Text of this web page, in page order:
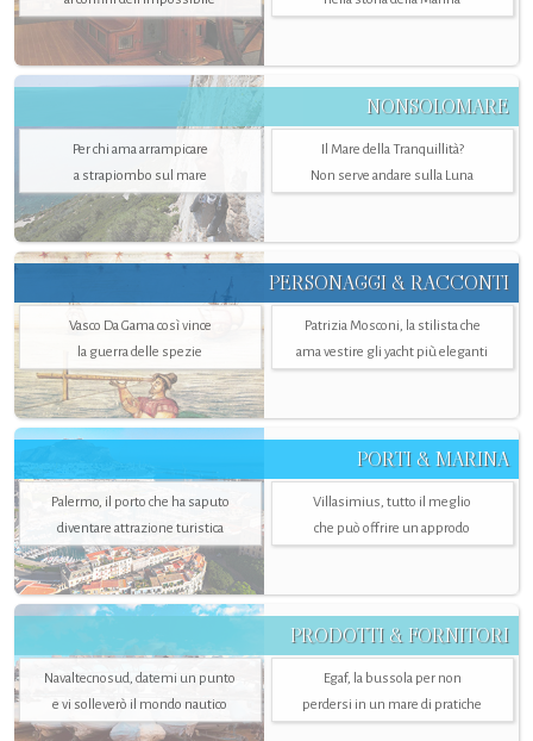
NONSOLOMARE
Per chi ama arrampicare
a strapiombo sul mare
Il Mare della Tranquillità?
Non serve andare sulla Luna
PERSONAGGI & RACCONTI
Vasco Da Gama così vince
la guerra delle spezie
Patrizia Mosconi, la stilista che
ama vestire gli yacht più eleganti
PORTI & MARINA
Palermo, il porto che ha saputo
diventare attrazione turistica
Villasimius, tutto il meglio
che può offrire un approdo
PRODOTTI & FORNITORI
Navaltecnosud, datemi un punto
e vi solleverò il mondo nautico
Egaf, la bussola per non
perdersi in un mare di pratiche